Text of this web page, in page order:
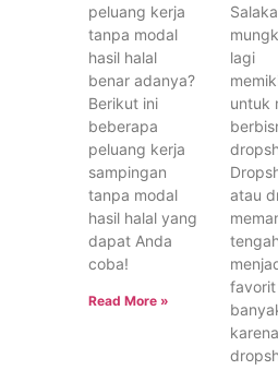
peluang kerja
tanpa modal
hasil halal
benar adanya?
Berikut ini
beberapa
peluang kerja
sampingan
tanpa modal
hasil halal yang
dapat Anda
coba!
Read More »
lagi
untuk
atau